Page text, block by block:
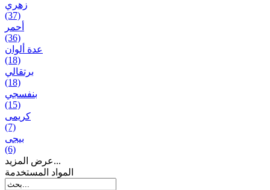
زهري
(37)
أحمر
(36)
عدة ألوان
(18)
برتقالي
(18)
بنفسجي
(15)
کریمی
(7)
بيجی
(6)
عرض المزيد...
المواد المستخدمة